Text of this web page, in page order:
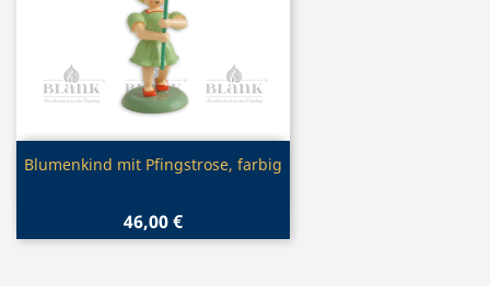
Vorschau
Blumenkind mit Pfingstrose, farbig
46,00 €